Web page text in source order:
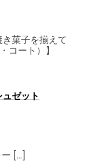
菓子を揃えて
コート）】
ゼット
[…]